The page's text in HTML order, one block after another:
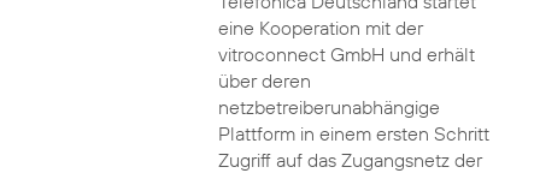
eine Kooperation mit der
vitroconnect GmbH und erhält
über deren
netzbetreiberunabhängige
Plattform in einem ersten Schritt
Zugriff auf das Zugangsnetz der